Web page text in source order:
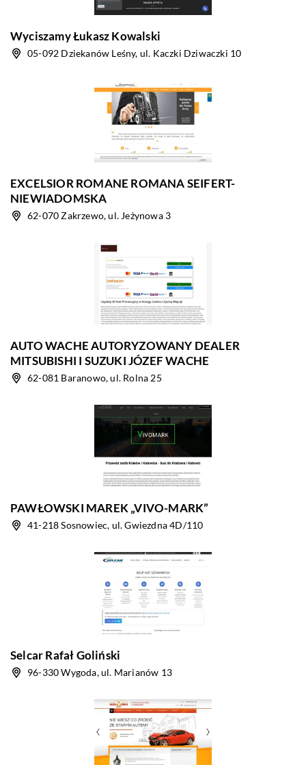
Wyciszamy Łukasz Kowalski
05-092 Dziekanów Leśny, ul. Kaczki Dziwaczki 10
EXCELSIOR ROMANE ROMANA SEIFERT-
NIEWIADOMSKA
62-070 Zakrzewo, ul. Jeżynowa 3
AUTO WACHE AUTORYZOWANY DEALER
MITSUBISHI I SUZUKI JÓZEF WACHE
62-081 Baranowo, ul. Rolna 25
PAWŁOWSKI MAREK „VIVO-MARK”
41-218 Sosnowiec, ul. Gwiezdna 4D/110
Selcar Rafał Goliński
96-330 Wygoda, ul. Marianów 13